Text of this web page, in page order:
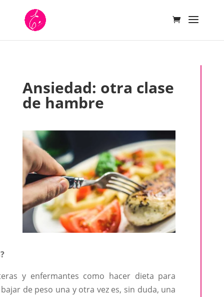
Ansiedad: otra clase
de hambre
y enfermantes como hacer dieta para
de peso una y otra vez es, sin duda, una